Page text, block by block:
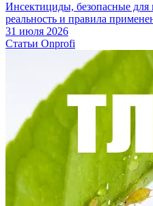
Инсектициды, безопасные
реальность и правила
31 июля 2026
Статьи Onprofi